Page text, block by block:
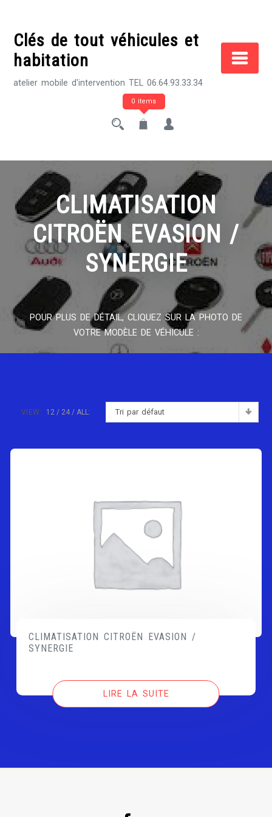
contentClés de tout véhicules et
habitation
atelier mobile d'intervention TEL 06.64.93.33.34
0 items
CLIMATISATION
CITROËN EVASION /
SYNERGIE
POUR PLUS DE DÉTAIL, CLIQUEZ SUR LA PHOTO DE
VOTRE MODÈLE DE VÉHICULE :
Tri par défaut
VIEW: 12 24 ALL:
CLIMATISATION CITROËN EVASION /
SYNERGIE
LIRE LA SUITE